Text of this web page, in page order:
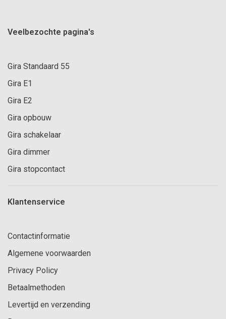
Veelbezochte pagina's
Gira Standaard 55
Gira E1
Gira E2
Gira opbouw
Gira schakelaar
Gira dimmer
Gira stopcontact
Klantenservice
Contactinformatie
Algemene voorwaarden
Privacy Policy
Betaalmethoden
Levertijd en verzending